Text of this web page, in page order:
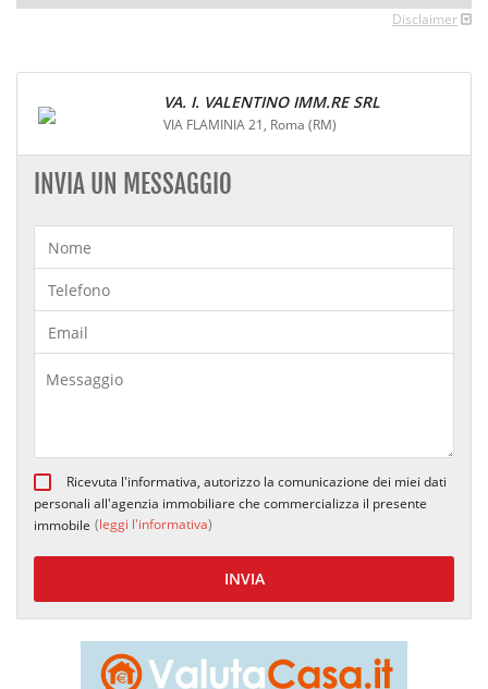
Disclaimer
VA. I. VALENTINO IMM.RE SRL
VIA FLAMINIA 21, Roma (RM)
INVIA UN MESSAGGIO
Ricevuta l'informativa, autorizzo la comunicazione dei miei dati
personali all'agenzia immobiliare che commercializza il presente
immobile (leggi l'informativa)
INVIA